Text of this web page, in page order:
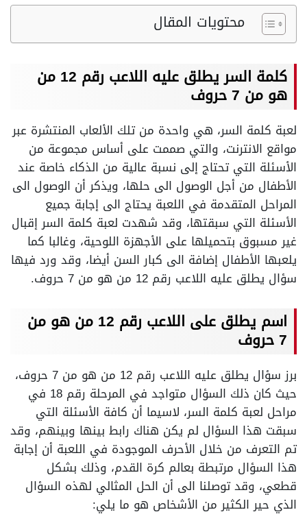
محتويات المقال
كلمة السر يطلق عليه اللاعب رقم 12 من
هو من 7 حروف
لعبة كلمة السر، هي واحدة من تلك الألعاب المنتشرة عبر
مواقع الانترنت، والتي صممت على أساس مجموعة من
الأسئلة التي تحتاج إلى نسبة عالية من الذكاء خاصة عند
الأطفال من أجل الوصول الى حلها، ويذكر أن الوصول الى
المراحل المتقدمة في اللعبة يحتاج الى إجابة جميع
الأسئلة التي سبقتها، وقد شهدت لعبة كلمة السر إقبال
غير مسبوق بتحميلها على الأجهزة اللوحية، وغالبا كما
يلعبها الأطفال إضافة الى كبار السن أيضا، وقد ورد فيها
سؤال يطلق عليه اللاعب رقم 12 من هو من 7 حروف.
اسم يطلق على اللاعب رقم 12 من هو من
7 حروف
برز سؤال يطلق عليه اللاعب رقم 12 من هو من 7 حروف،
حيث كان ذلك السؤال متواجد في المرحلة رقم 18 في
مراحل لعبة كلمة السر، لاسيما أن كافة الأسئلة التي
سبقت هذا السؤال لم يكن هناك رابط بينها وبينهم، وقد
تم التعرف من خلال الأحرف الموجودة في اللعبة أن إجابة
هذا السؤال مرتبطة بعالم كرة القدم، وذلك بشكل
قطعي، وقد توصلنا الى أن الحل المثالي لهذه السؤال
الذي حير الكثير من الأشخاص هو ما يلي: